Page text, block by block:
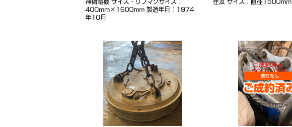
神鋼電機 サイズ・リフマグサイズ：
400mm×1600mm 製造年月：1974
年10月
住友 サイズ：直径1500mm